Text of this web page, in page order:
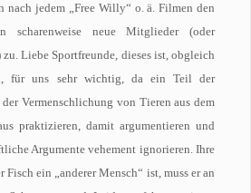
nach jedem „Free Willy“ o. ä. Filmen den
scharenweise neue Mitglieder (oder
Liebe Sportfreunde, dieses ist, obgleich
für uns sehr wichtig, da ein Teil der
Vermenschlichung von Tieren aus dem
praktizieren, damit argumentieren und
Argumente vehement ignorieren. Ihre
ein „anderer Mensch“ ist, muss er an